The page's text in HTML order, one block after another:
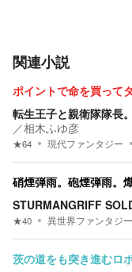
関連小説
ポイントで命を買って
転生王子と親衛隊隊長
／相木ふゆ彦
★64 現代ファンタジー
硝煙弾雨。砲煙弾雨。
STURMANGRIFF
★40 異世界ファンタジー
茨の道をも突き進むロ